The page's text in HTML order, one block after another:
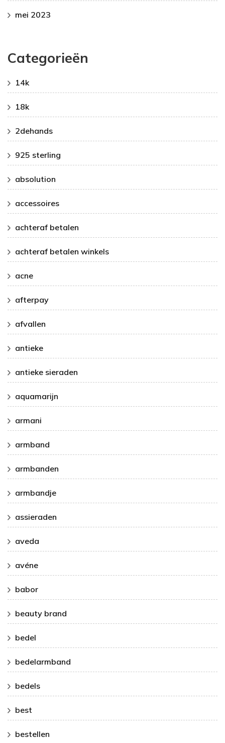
mei 2023
Categorieën
14k
18k
2dehands
925 sterling
absolution
accessoires
achteraf betalen
achteraf betalen winkels
acne
afterpay
afvallen
antieke
antieke sieraden
aquamarijn
armani
armband
armbanden
armbandje
assieraden
aveda
avéne
babor
beauty brand
bedel
bedelarmband
bedels
best
bestellen